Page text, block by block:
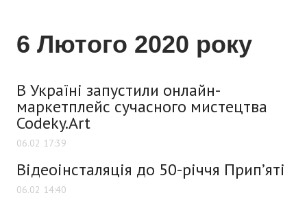
6 Лютого 2020 року
В Україні запустили онлайн-
маркетплейс сучасного мистецтва
Codeky.Art
06.02 17:39
Відеоінсталяція до 50-річчя Прип’яті
06.02 14:40